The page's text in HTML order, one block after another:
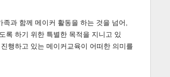
과 함께 메이커 활동을 하는 것을 넘어,
록 하기 위한 특별한 목적을 지니고 있
행하고 있는 메이커교육이 어떠한 의미를